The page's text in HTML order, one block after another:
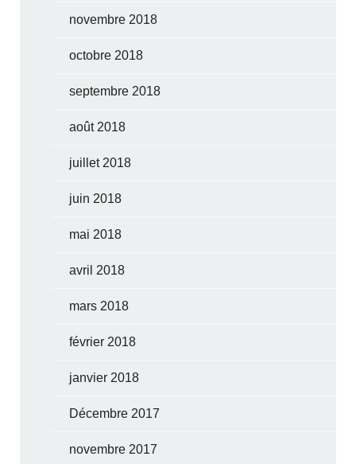
novembre 2018
octobre 2018
septembre 2018
août 2018
juillet 2018
juin 2018
mai 2018
avril 2018
mars 2018
février 2018
janvier 2018
Décembre 2017
novembre 2017